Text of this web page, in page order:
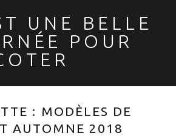
UNE BELLE
POUR
: MODÈLES DE
AUTOMNE 2018